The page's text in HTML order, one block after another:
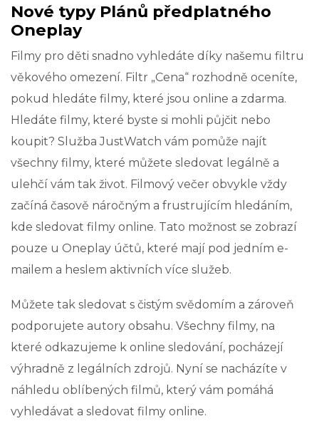
Nové typy Plánů předplatného
Oneplay
Filmy pro děti snadno vyhledáte díky našemu filtru
věkového omezení. Filtr „Cena“ rozhodně oceníte,
pokud hledáte filmy, které jsou online a zdarma.
Hledáte filmy, které byste si mohli půjčit nebo
koupit? Služba JustWatch vám pomůže najít
všechny filmy, které můžete sledovat legálně a
ulehčí vám tak život. Filmový večer obvykle vždy
začíná časově náročným a frustrujícím hledáním,
kde sledovat filmy online. Tato možnost se zobrazí
pouze u Oneplay účtů, které mají pod jedním e-
mailem a heslem aktivních více služeb.
Můžete tak sledovat s čistým svědomím a zároveň
podporujete autory obsahu. Všechny filmy, na
které odkazujeme k online sledování, pocházejí
výhradně z legálních zdrojů. Nyní se nacházíte v
náhledu oblíbených filmů, který vám pomáhá
vyhledávat a sledovat filmy online.